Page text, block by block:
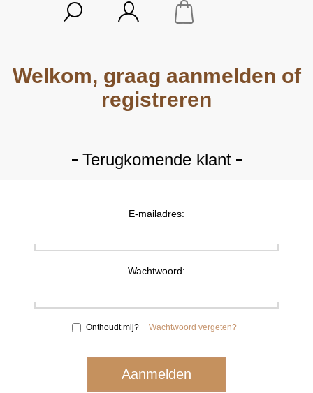
Welkom, graag aanmelden of
registreren
Terugkomende klant
E-mailadres:
Wachtwoord:
Onthoudt mij? Wachtwoord vergeten?